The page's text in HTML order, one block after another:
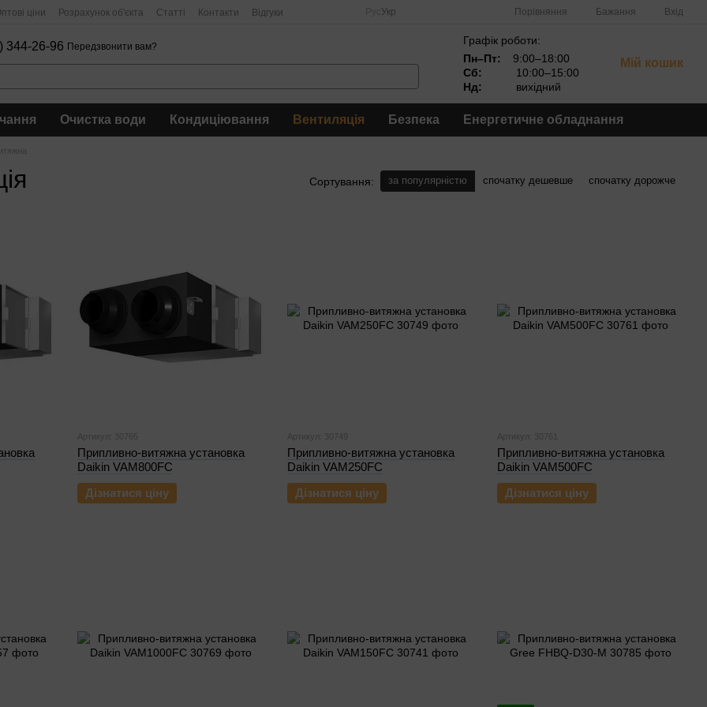
ціни Розрахунок об'єкта Статті Контакти Відгуки Укр Порівняння Бажання Вхід
344-26-96 Передзвонити вам?
Графік роботи:
Пн–Пт:
9:00–18:00
Сб:
10:00–15:00
Нд:
вихідний
Мій кошик
Очистка води Кондиціювання Вентиляція Безпека Енергетичне обладнання
Сортування: за популярністю спочатку дешевше спочатку дорожче
Артикул: 30765
Припливно-витяжна установка
Daikin VAM800FC
Дізнатися ціну
Артикул: 30749
Припливно-витяжна установка
Daikin VAM250FC
Дізнатися ціну
Артикул: 30761
Припливно-витяжна установка
Daikin VAM500FC
Дізнатися ціну